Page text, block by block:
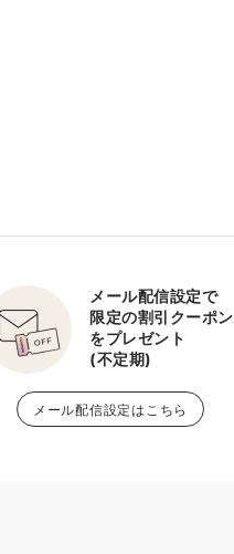
メール配信設定で
限定の割引クーポン
をプレゼント
(不定期)
メール配信設定はこちら